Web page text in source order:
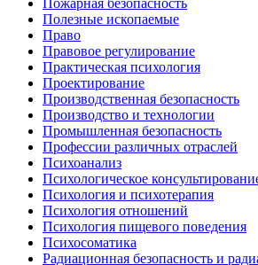
Пожарная безопасность
Полезные ископаемые
Право
Правовое регулирование
Практическая психология
Проектирование
Производственная безопасность
Производство и технологии
Промышленная безопасность
Профессии различных отраслей
Психоанализ
Психологическое
Психология и психотерапия
Психология отношений
Психология пищевого поведения
Психосоматика
Радиационная безопасность и